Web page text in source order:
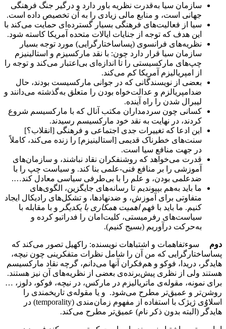
سازمان سیا به‌قدرت نظریه باور دارد و درگیر جنگ فرهنگی
جهانی است، و منابع مالی زیادی را به آن تخصیص داده است.
سیا از فعالیت‌های فرهنگی بسیار گسترده‌ای حمایت می‌کند با
این هدف که توجه از جنایات ایالات متحده آمریکا کاسته شود.
نظریه‌های فرانسوی (پساساختارگرایی) مورد توجه بسیار
سازمان سیا قرار دارد چون: با نقد مارکسیزم و استالینیزم
چپ‌های مارکسیستی را تا اندازه‌ای بی‌اعتبار می‌کند و توجه را
از امپریالیزم آمریکا کم می‌کند.
بعضی از نویسندگانی که در جوانی مارکسیست بودند، حال
ضدامپریالزم و عدالت‌خواه بودن را متعلق به‌گذشته می‌دانند و
لیبرال شدن را راه آینده.
کسانی چون سردمداران مکتب آنال که با مارکسیسم شروع
کردند، در نهایت به نقد خود مارکسیسم رسیدند.
این ادعا که تغییرات جدی اجتماعی و فرهنگی [انقلاب؟]
سنت‌های خطرناک قدیمی [استالینیزم] را زنده می‌کند، کاملاً
در جهت منافع سیا است.
قدرت می‌خواهد که روشنفکران نقاد نباشند، و سازمان‌های
آموزشی را بر منافع فنی-علمی بنا کند. و سیاست چپ را با
ضدعلمی بودن، و علم را با بی‌طرفی سیاسی معادل کند….
ما باید به‌هم بپیوندیم تا رسانه‌های جایگزین، الگوی‌های
متفاوتی برای آموزش، و ضدنهادها، و تشکل‌های رادیکال ایجاد
کنیم. ما باید با فهماهمیت همکاری با یکدیگر و با مقابله با
سیاست‌های رفرمیستی، کلیت‌امان را فدراتیو کرده و
به‌حرکت درآوریم (بسیج کنیم).
دوم سوءتفاهمات و اشتباهات نویسنده: راکهیل تصور می‌کند که
پساساختارگرایی که من آن را شامل نظرات متفکرینی چون نیچه،
هایدگر، دریدا، فوکو و هم‌فکران آنها می‌دانم، گرچه نقاد مارکسیسم
هستند ولی از نظری پیش‌برنده‌ی بعضی از نظریه‌های آن نیز هستند.
برای نمونه، مقوله‌ی ماتریالیزم در مارکس، در نیچه، فوکو، دلوز، …
روشن‌تر و عمیق‌تر مطرح می‌شود. و یا مقوله‌ی تاریخمندی را
اسلاوُی ژیژک با استفاده از مفهوم زمان‌مندی (temporality) در
هایدگر (البته بدون ذکر نام) عمیق‌تر مطرح می‌کند.